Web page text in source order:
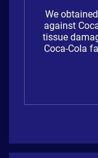
We
against
tissue
Coca-Cola